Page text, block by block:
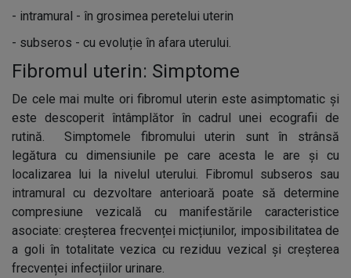
- intramural - în grosimea peretelui uterin
- subseros - cu evoluție în afara uterului.
Fibromul uterin: Simptome
De cele mai multe ori fibromul uterin este asimptomatic și
este descoperit întâmplător în cadrul unei ecografii de
rutină. Simptomele fibromului uterin sunt în strânsă
legătura cu dimensiunile pe care acesta le are și cu
localizarea lui la nivelul uterului. Fibromul subseros sau
intramural cu dezvoltare anterioară poate să determine
compresiune vezicală cu manifestările caracteristice
asociate: creșterea frecvenței micțiunilor, imposibilitatea de
a goli în totalitate vezica cu reziduu vezical și creșterea
frecvenței infecțiilor urinare.